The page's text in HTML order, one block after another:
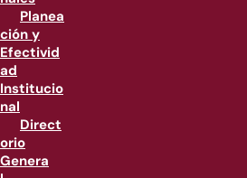
Planea
ción y
Efectivid
ad
Institucio
nal
Direct
orio
Genera